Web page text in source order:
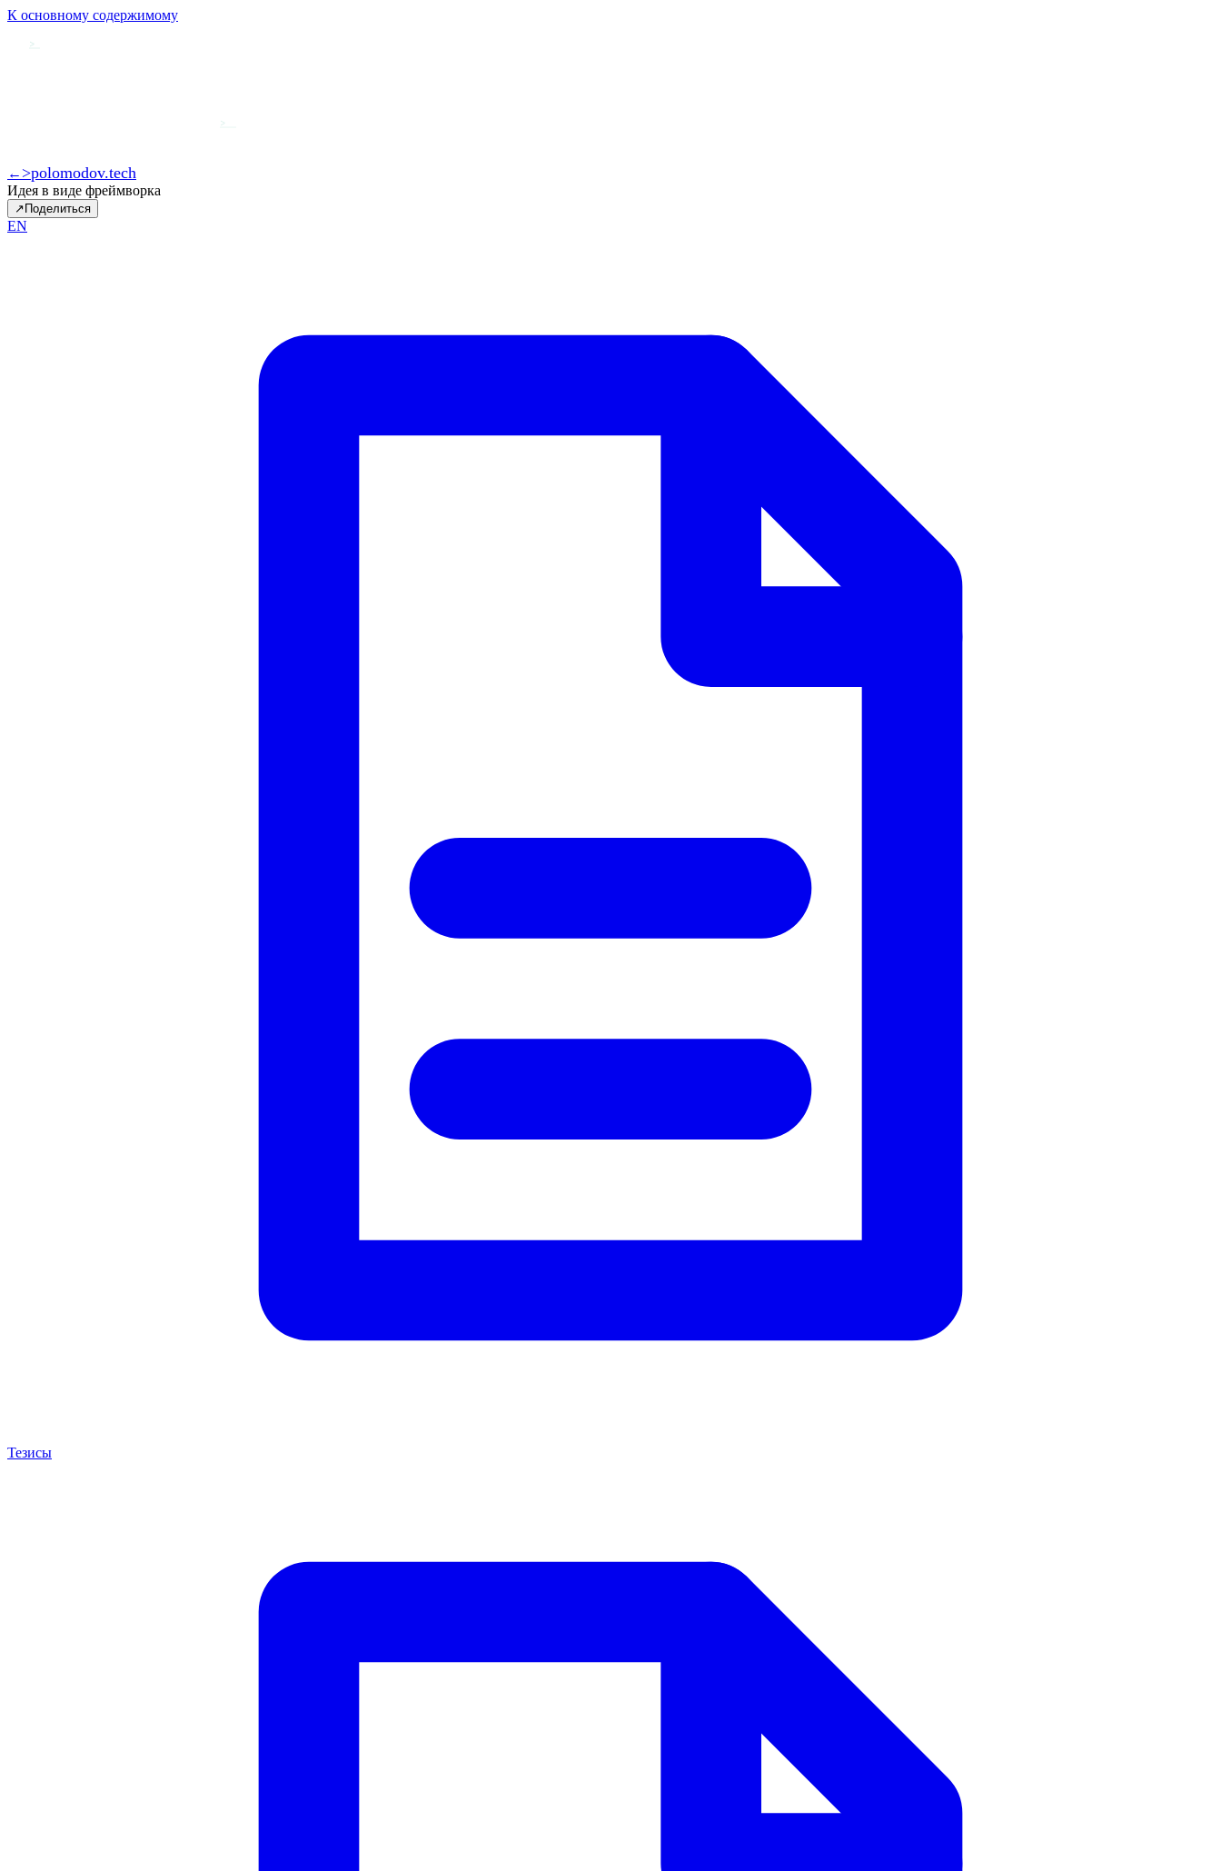
К основному содержимому
>
>
← >polomodov.tech
Идея в виде фреймворка
↗ Поделиться
EN
Тезисы